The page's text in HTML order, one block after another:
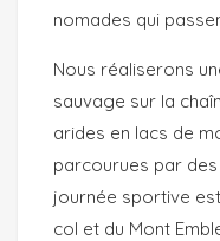
nomades qui
Nous réaliserons
sauvage sur la
arides en lacs de
parcourues par
journée sportive
col et du Mont